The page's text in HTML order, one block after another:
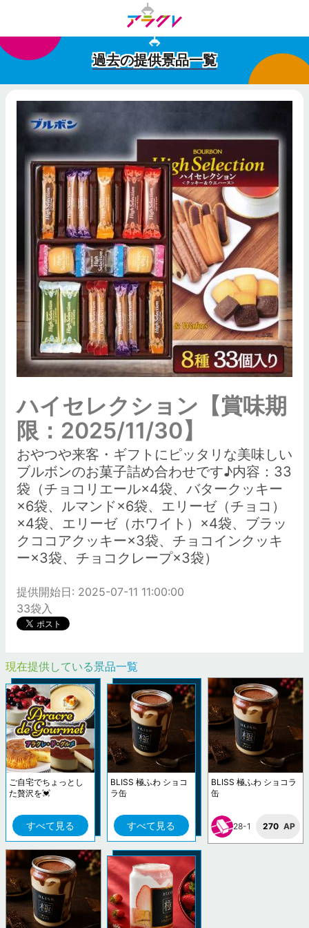
過去の提供景品一覧
ハイセレクション【賞味期
限：2025/11/30】
おやつや来客・ギフトにピッタリな美味しい
ブルボンのお菓子詰め合わせです♪内容：33
袋（チョコリエール×4袋、バタークッキー
×6袋、ルマンド×6袋、エリーゼ（チョコ）
×4袋、エリーゼ（ホワイト）×4袋、ブラッ
クココアクッキー×3袋、チョコインクッキ
ー×3袋、チョコクレープ×3袋）
提供開始日: 2025-07-11 11:00:00
33袋入
現在提供している景品一覧
ご自宅でちょっとし
た贅沢を💓
すべて見る
BLISS 極ふわ ショコ
ラ缶
すべて見る
BLISS 極ふわ ショコラ
缶
28-1 270 AP